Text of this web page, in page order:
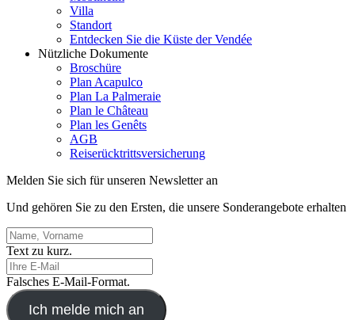
Villa
Standort
Entdecken Sie die Küste der Vendée
Nützliche Dokumente
Broschüre
Plan Acapulco
Plan La Palmeraie
Plan le Château
Plan les Genêts
AGB
Reiserücktrittsversicherung
Melden Sie sich für unseren Newsletter an
Und gehören Sie zu den Ersten, die unsere Sonderangebote erhalten
Text zu kurz.
Falsches E-Mail-Format.
Ich melde mich an